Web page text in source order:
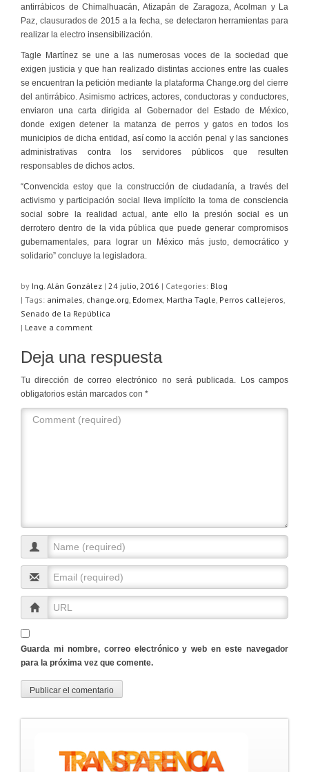
antirrábicos de Chimalhuacán, Atizapán de Zaragoza, Acolman y La
Paz, clausurados de 2015 a la fecha, se detectaron herramientas para
realizar la electro insensibilización.
Tagle Martínez se une a las numerosas voces de la sociedad que
exigen justicia y que han realizado distintas acciones entre las cuales
se encuentran la petición mediante la plataforma Change.org del cierre
del antirrábico. Asimismo actrices, actores, conductoras y conductores,
enviaron una carta dirigida al Gobernador del Estado de México,
donde exigen detener la matanza de perros y gatos en todos los
municipios de dicha entidad, así como la acción penal y las sanciones
administrativas contra los servidores públicos que resulten
responsables de dichos actos.
“Convencida estoy que la construcción de ciudadanía, a través del
activismo y participación social lleva implícito la toma de consciencia
social sobre la realidad actual, ante ello la presión social es un
derrotero dentro de la vida pública que puede generar compromisos
gubernamentales, para lograr un México más justo, democrático y
solidario” concluye la legisladora.
by Ing. Alán González | 24 julio, 2016 | Categories: Blog
| Tags: animales, change.org, Edomex, Martha Tagle, Perros callejeros,
Senado de la República
| Leave a comment
Deja una respuesta
Tu dirección de correo electrónico no será publicada.
Los campos
obligatorios están marcados con *
Guarda mi nombre, correo electrónico y web en este navegador
para la próxima vez que comente.